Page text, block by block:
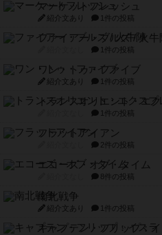
マーケットフレッシュ
紹介文あり 1件の投稿
ファイアー・ブルズ / 火牛
1件の投稿
ワン・トゥ・ファイブ
紹介文あり 1件の投稿
トランスオリエント・エ
1件の投稿
フラットアイアン
2件の投稿
エコーズ・オブ・タイム
8件の投稿
南北戦争
紹介文あり 1件の投稿
キャプテン・フリップ：